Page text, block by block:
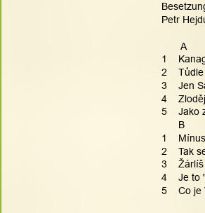
Petr
       A
1
2
3    Jen
4    Zloděj
5    Jako
      B
1
2    Tak
3    Žárlíš
4    Je to
5    Co je